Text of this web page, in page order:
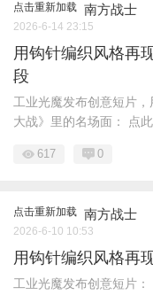
点击重新加载 南方战士
2026-6-14 23:15
用钩针编织风格再
段
工业光魔发布创意短片
大战》里的名场面： 点此
617 0
点击重新加载 南方战士
2026-6-10 10:53
用钩针编织风格再
工业光魔发布创意短片